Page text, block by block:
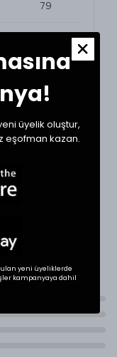
79
göre
için
ölçülerini alıp
üyelik oluştur,
eşofman kazan.
yeni üyeliklerde
kampanyaya dahil